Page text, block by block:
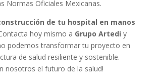
Normas Oficiales Mexicanas.
de tu hospital en manos
hoy mismo a Grupo Artedi y
podemos transformar tu proyecto en
de salud resiliente y sostenible.
nosotros el futuro de la salud!